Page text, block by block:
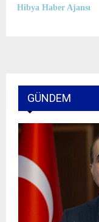
Hibya Haber Ajansı
GÜNDEM